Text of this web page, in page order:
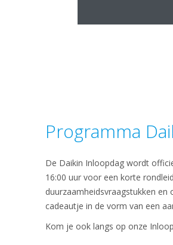
Programma
De Daikin Inloopdag wordt
16:00 uur voor een korte
duurzaamheidsvraagstukken
cadeautje in de vorm van een
Kom je ook langs op onze